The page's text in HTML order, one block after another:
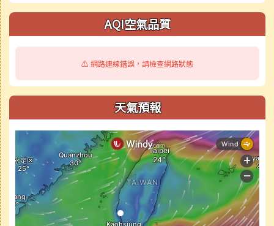
AQI空氣品質
⚠️ 網路連線錯誤，請檢查網路狀態
天氣預報